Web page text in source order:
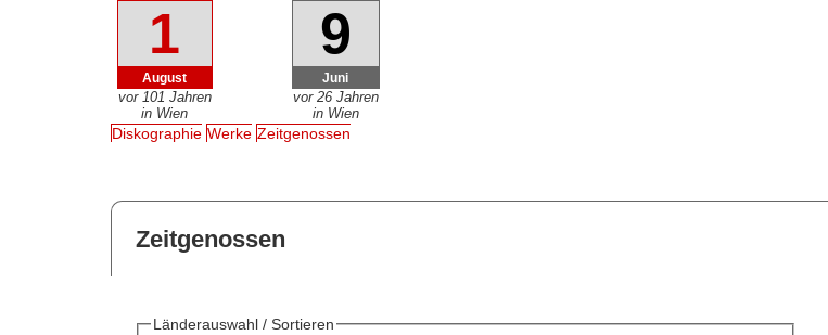
1
August
vor 101 Jahren
in Wien
9
Juni
vor 26 Jahren
in Wien
Diskographie Werke Zeitgenossen
Zeitgenossen
Länderauswahl / Sortieren